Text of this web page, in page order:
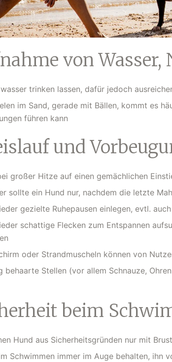
von
trinken lassen, dafür jedoch
im Sand, gerade mit Bällen, kommt es
führen kann
und
großer Hitze auf einen gemächlichen
sollte ein Hund nur, nachdem die letzte
gezielte Ruhepausen einlegen, evtl.
schattige Flecken zum Entspannen
oder Strandmuscheln können von
behaarte Stellen (vor allem Schnauze,
beim
Hund aus Sicherheitsgründen nur mit
Schwimmen immer im Auge behalten, ihn